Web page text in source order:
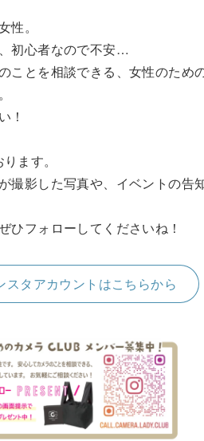
性。
初心者なので不安…
ことを相談できる、女性のため
！
ます。
撮影した写真や、イベントの告
ひフォローしてくださいね！
スタアカウントはこちらから